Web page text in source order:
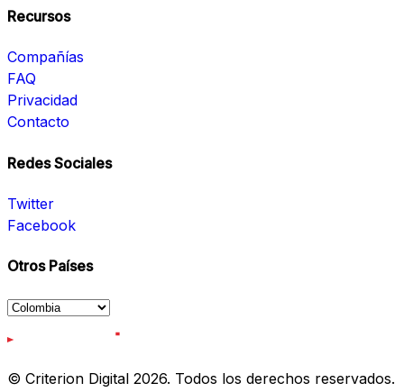
Recursos
Compañías
FAQ
Privacidad
Contacto
Redes Sociales
Twitter
Facebook
Otros Países
© Criterion Digital 2026. Todos los derechos reservados.